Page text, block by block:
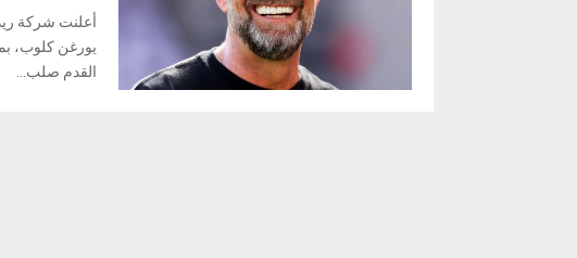
أعلنت شركة
يورغن كلوب،
القدم صلب...